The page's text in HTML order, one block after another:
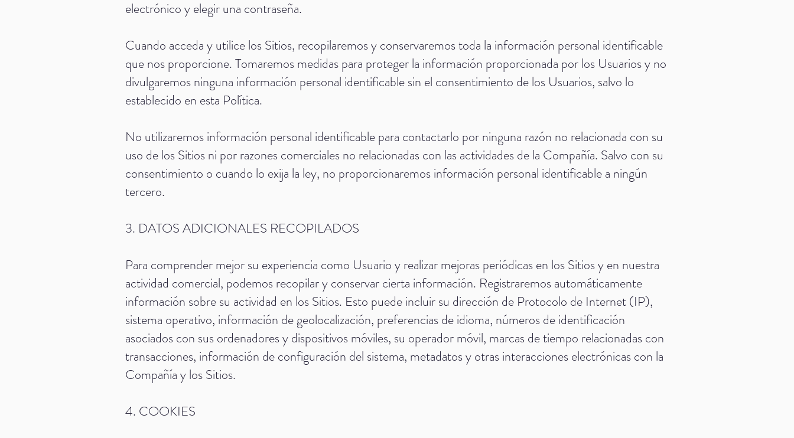
electrónico y elegir una contraseña.
Cuando acceda y utilice los Sitios, recopilaremos y conservaremos toda la información personal identificable
que nos proporcione. Tomaremos medidas para proteger la información proporcionada por los Usuarios y no
divulgaremos ninguna información personal identificable sin el consentimiento de los Usuarios, salvo lo
establecido en esta Política.
No utilizaremos información personal identificable para contactarlo por ninguna razón no relacionada con su
uso de los Sitios ni por razones comerciales no relacionadas con las actividades de la Compañía. Salvo con su
consentimiento o cuando lo exija la ley, no proporcionaremos información personal identificable a ningún
tercero.
3. DATOS ADICIONALES RECOPILADOS
Para comprender mejor su experiencia como Usuario y realizar mejoras periódicas en los Sitios y en nuestra
actividad comercial, podemos recopilar y conservar cierta información. Registraremos automáticamente
información sobre su actividad en los Sitios. Esto puede incluir su dirección de Protocolo de Internet (IP),
sistema operativo, información de geolocalización, preferencias de idioma, números de identificación
asociados con sus ordenadores y dispositivos móviles, su operador móvil, marcas de tiempo relacionadas con
transacciones, información de configuración del sistema, metadatos y otras interacciones electrónicas con la
Compañía y los Sitios.
4. COOKIES